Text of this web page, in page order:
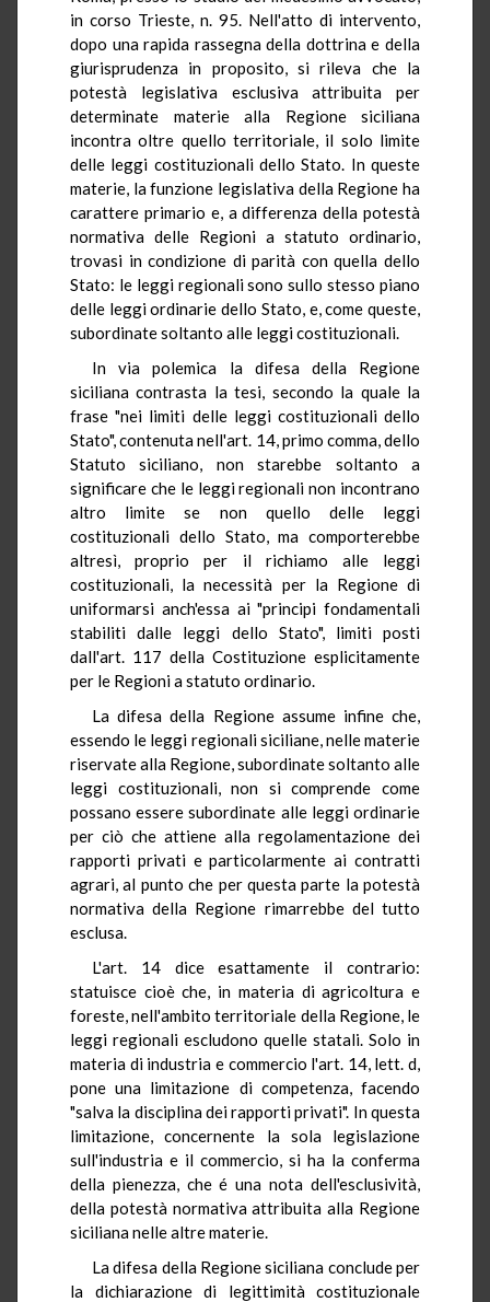
in corso Trieste, n. 95. Nell'atto di intervento,
dopo una rapida rassegna della dottrina e della
giurisprudenza in proposito, si rileva che la
potestà legislativa esclusiva attribuita per
determinate materie alla Regione siciliana
incontra oltre quello territoriale, il solo limite
delle leggi costituzionali dello Stato. In queste
materie, la funzione legislativa della Regione ha
carattere primario e, a differenza della potestà
normativa delle Regioni a statuto ordinario,
trovasi in condizione di parità con quella dello
Stato: le leggi regionali sono sullo stesso piano
delle leggi ordinarie dello Stato, e, come queste,
subordinate soltanto alle leggi costituzionali.
In via polemica la difesa della Regione
siciliana contrasta la tesi, secondo la quale la
frase "nei limiti delle leggi costituzionali dello
Stato", contenuta nell'art. 14, primo comma, dello
Statuto siciliano, non starebbe soltanto a
significare che le leggi regionali non incontrano
altro limite se non quello delle leggi
costituzionali dello Stato, ma comporterebbe
altresì, proprio per il richiamo alle leggi
costituzionali, la necessità per la Regione di
uniformarsi anch'essa ai "principi fondamentali
stabiliti dalle leggi dello Stato", limiti posti
dall'art. 117 della Costituzione esplicitamente
per le Regioni a statuto ordinario.
La difesa della Regione assume infine che,
essendo le leggi regionali siciliane, nelle materie
riservate alla Regione, subordinate soltanto alle
leggi costituzionali, non si comprende come
possano essere subordinate alle leggi ordinarie
per ciò che attiene alla regolamentazione dei
rapporti privati e particolarmente ai contratti
agrari, al punto che per questa parte la potestà
normativa della Regione rimarrebbe del tutto
esclusa.
L'art. 14 dice esattamente il contrario:
statuisce cioè che, in materia di agricoltura e
foreste, nell'ambito territoriale della Regione, le
leggi regionali escludono quelle statali. Solo in
materia di industria e commercio l'art. 14, lett. d,
pone una limitazione di competenza, facendo
"salva la disciplina dei rapporti privati". In questa
limitazione, concernente la sola legislazione
sull'industria e il commercio, si ha la conferma
della pienezza, che é una nota dell'esclusività,
della potestà normativa attribuita alla Regione
siciliana nelle altre materie.
La difesa della Regione siciliana conclude per
la dichiarazione di legittimità costituzionale